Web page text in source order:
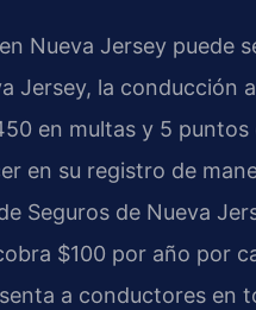
Nueva Jersey puede
Jersey, la conducción
en multas y 5 puntos
en su registro de
Seguros de Nueva
$100 por año por
a conductores en